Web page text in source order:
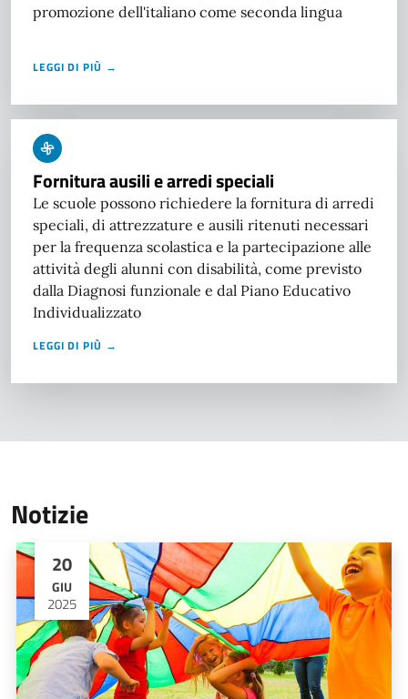
promozione dell'italiano come seconda lingua
LEGGI DI PIÙ →
Fornitura ausili e arredi speciali
Le scuole possono richiedere la fornitura di arredi
speciali, di attrezzature e ausili ritenuti necessari
per la frequenza scolastica e la partecipazione alle
attività degli alunni con disabilità, come previsto
dalla Diagnosi funzionale e dal Piano Educativo
Individualizzato
LEGGI DI PIÙ →
Notizie
20
GIU
2025